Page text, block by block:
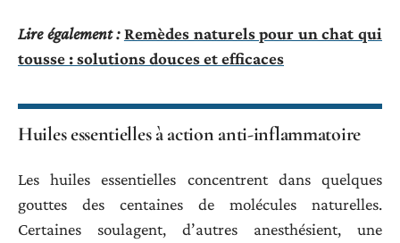
Lire également : Remèdes naturels pour un chat qui
tousse : solutions douces et efficaces
Huiles essentielles à action anti-inflammatoire
Les huiles essentielles concentrent dans quelques
gouttes des centaines de molécules naturelles.
Certaines soulagent, d’autres anesthésient, une